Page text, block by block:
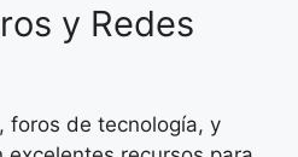
y Redes
foros de tecnología, y